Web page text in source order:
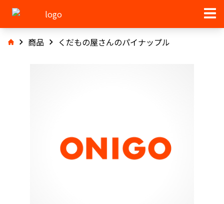
商品 くだもの屋さんのパイナップル